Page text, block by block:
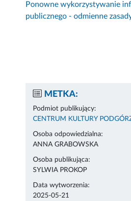
Ponowne wykorzystywanie
publicznego - odmienne
METKA:
Podmiot publikujący:
CENTRUM KULTURY
Osoba odpowiedzialna:
ANNA GRABOWSKA
Osoba publikująca:
SYLWIA PROKOP
Data wytworzenia:
2025-05-21